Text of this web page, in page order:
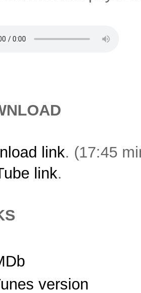
link. (17:45
link.
version